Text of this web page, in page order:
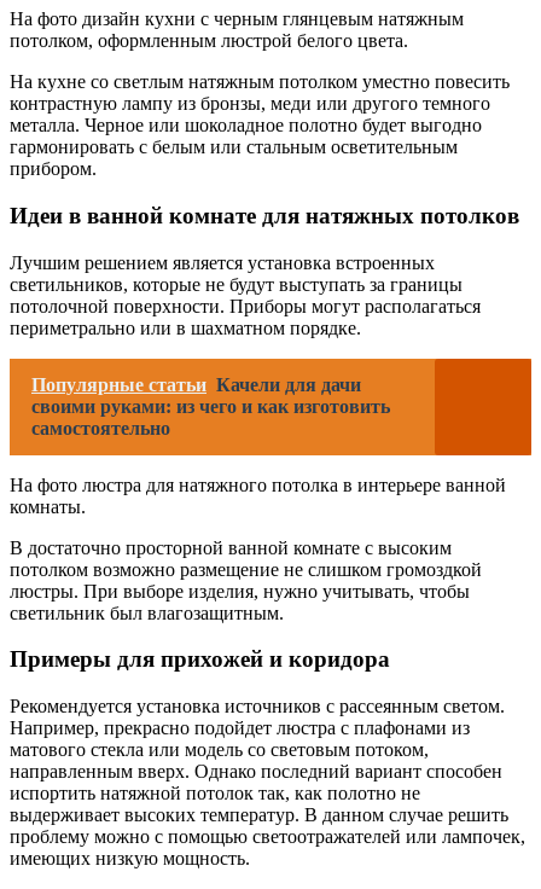
На фото дизайн кухни с черным глянцевым натяжным
потолком, оформленным люстрой белого цвета.
На кухне со светлым натяжным потолком уместно повесить
контрастную лампу из бронзы, меди или другого темного
металла. Черное или шоколадное полотно будет выгодно
гармонировать с белым или стальным осветительным
прибором.
Идеи в ванной комнате для натяжных потолков
Лучшим решением является установка встроенных
светильников, которые не будут выступать за границы
потолочной поверхности. Приборы могут располагаться
периметрально или в шахматном порядке.
Популярные статьи Качели для дачи
своими руками: из чего и как изготовить
самостоятельно
На фото люстра для натяжного потолка в интерьере ванной
комнаты.
В достаточно просторной ванной комнате с высоким
потолком возможно размещение не слишком громоздкой
люстры. При выборе изделия, нужно учитывать, чтобы
светильник был влагозащитным.
Примеры для прихожей и коридора
Рекомендуется установка источников с рассеянным светом.
Например, прекрасно подойдет люстра с плафонами из
матового стекла или модель со световым потоком,
направленным вверх. Однако последний вариант способен
испортить натяжной потолок так, как полотно не
выдерживает высоких температур. В данном случае решить
проблему можно с помощью светоотражателей или лампочек,
имеющих низкую мощность.